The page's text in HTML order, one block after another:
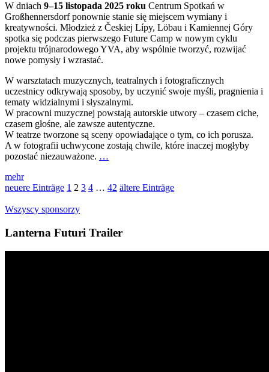
W dniach 9–15 listopada 2025 roku Centrum Spotkań w
Großhennersdorf ponownie stanie się miejscem wymiany i
kreatywności. Młodzież z Českiej Lípy, Löbau i Kamiennej Góry
spotka się podczas pierwszego Future Camp w nowym cyklu
projektu trójnarodowego YVA, aby wspólnie tworzyć, rozwijać
nowe pomysły i wzrastać.
W warsztatach muzycznych, teatralnych i fotograficznych
uczestnicy odkrywają sposoby, by uczynić swoje myśli, pragnienia i
tematy widzialnymi i słyszalnymi.
W pracowni muzycznej powstają autorskie utwory – czasem ciche,
czasem głośne, ale zawsze autentyczne.
W teatrze tworzone są sceny opowiadające o tym, co ich porusza.
A w fotografii uchwycone zostają chwile, które inaczej mogłyby
pozostać niezauważone. …
mehr
neuere Einträge 1 2 3 4 … 42 ältere Einträge
Wszyscy sponsorzy
Lanterna Futuri Trailer